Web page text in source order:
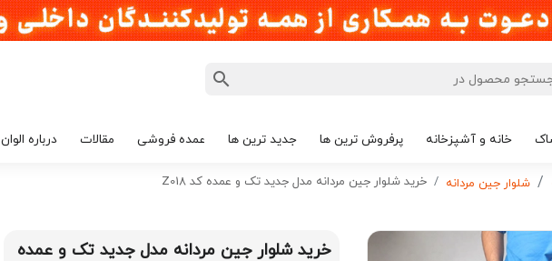
خانه و آشپزخانه پرفروش ترین ها جدید ترین ها عمده فروشی مقالات درباره الوان
شلوار جین مردانه خرید شلوار جین مردانه مدل جدید تک و عمده کد Z018
خرید شلوار جین مردانه مدل جدید تک و عمده